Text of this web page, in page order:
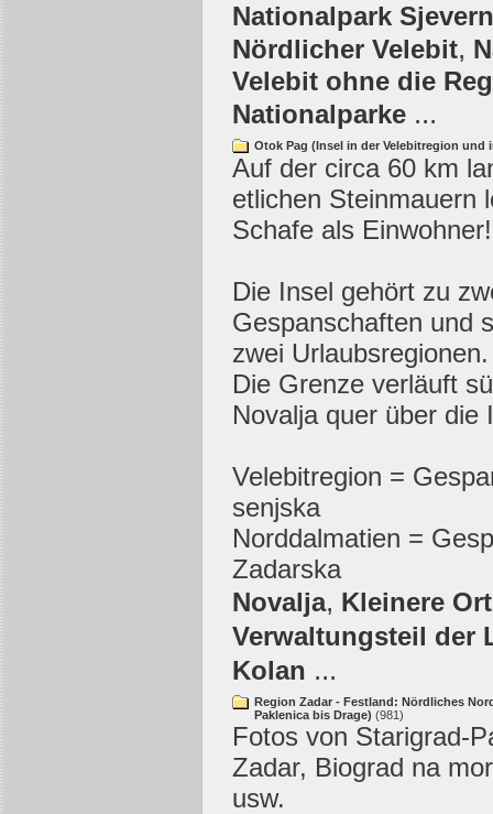
Nationalpark
Nördlicher Velebit,
Velebit ohne die
Nationalparke ...
Otok Pag (Insel in der Velebitregion und
Auf der circa 60 km
etlichen Steinmauern
Schafe als Einwohner!
Die Insel gehört zu
Gespanschaften und
zwei Urlaubsregionen.
Die Grenze verläuft
Novalja quer über die
Velebitregion =
senjska
Norddalmatien =
Zadarska
Novalja, Kleinere
Verwaltungsteil der
Kolan ...
Region Zadar - Festland: Nördliches
Paklenica bis Drage) (981)
Fotos von Starigrad-
Zadar, Biograd na
usw.